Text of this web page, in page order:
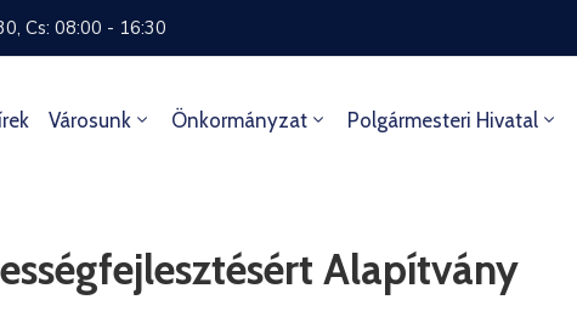
Cs: 08:00 - 16:30
Városunk Önkormányzat Polgármesteri Hivatal
Alapítvány